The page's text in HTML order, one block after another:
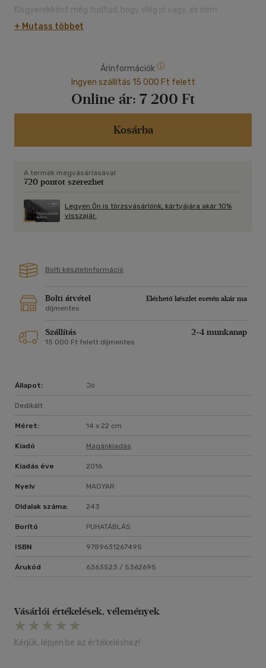
Kisgyerekként még tudtad, hogy elég jó vagy, és nem
gondolkodtál azon, felállj-e, ha elestél, vagy csináld másképp,
ha nem sikerült.
Jakab Gyöngyi önismereti coach, magával ragadó
közvetlenséggel, leleplező őszinteséggel emlékeztet a
kreatív életfeladatunk megtalálására, miközben saját
fejlődéstörténetén keresztül mutat másolható példákat, a
Az önbizalom G pontja a legizgalmasabb felfedezésre
invitálja olvasóit. Az út adott, ha magaddal kell élned, kezdd
ott! Vér és verejték után, bízni fogsz a csodában,
önmagadban! És bátran megcsinálod, amit meg akarsz!
+ Mutass többet
Árinformációk
Ingyen szállítás 15 000 Ft felett
Online ár: 7 200 Ft
Kosárba
A termék megvásárlásával
720 pontot szerezhet
Legyen Ön is törzsvásárlónk, kártyájára akár 10%
visszajár.
Bolti készletinformáció
Bolti átvétel
Elérhető készlet esetén akár ma
díjmentes
Szállítás 2-4 munkanap
15 000 Ft felett díjmentes
Állapot: Jó
Dedikált
Méret: 14 x 22 cm
Kiadó Magánkiadás
Kiadás éve 2016
Nyelv MAGYAR
Oldalak száma: 243
Borító PUHATÁBLÁS
ISBN 9789631267495
Árukód 6363523 / 5362695
Vásárlói értékelések, vélemények
Kérjük, lépjen be az értékeléshez!